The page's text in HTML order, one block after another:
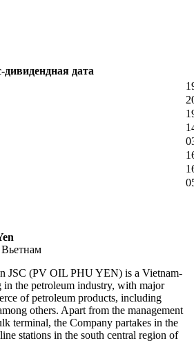
дивидендная дата
Вьетнам
JSC (PV OIL PHU YEN) is a Vietnam-
in the petroleum industry, with major
of petroleum products, including
others. Apart from the management
terminal, the Company partakes in the
stations in the south central region of